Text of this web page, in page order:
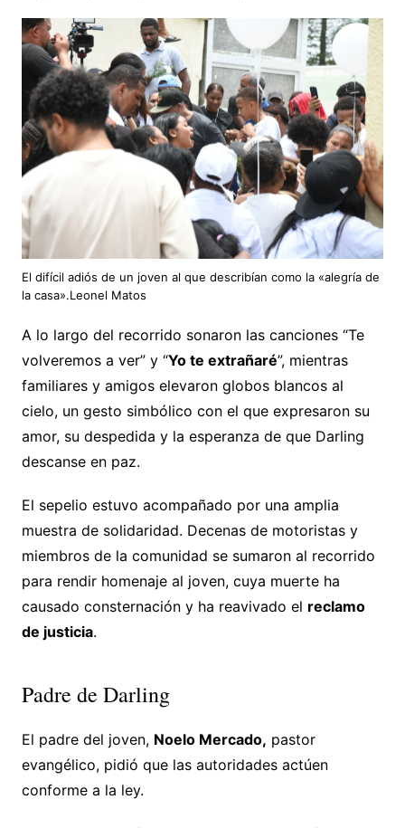
El difícil adiós de un joven al que describían como la «alegría de
la casa».Leonel Matos
A lo largo del recorrido sonaron las canciones “Te
volveremos a ver” y “Yo te extrañaré”, mientras
familiares y amigos elevaron globos blancos al
cielo, un gesto simbólico con el que expresaron su
amor, su despedida y la esperanza de que Darling
descanse en paz.
El sepelio estuvo acompañado por una amplia
muestra de solidaridad. Decenas de motoristas y
miembros de la comunidad se sumaron al recorrido
para rendir homenaje al joven, cuya muerte ha
causado consternación y ha reavivado el reclamo
de justicia.
Padre de Darling
El padre del joven, Noelo Mercado, pastor
evangélico, pidió que las autoridades actúen
conforme a la ley.